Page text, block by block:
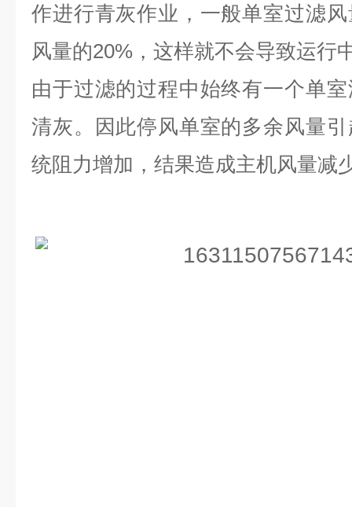
作进行青灰作业，一般单室过滤
风量的20%，这样就不会导致运行
由于过滤的过程中始终有一个单
清灰。因此停风单室的多余风量
统阻力增加，结果造成主机风量减